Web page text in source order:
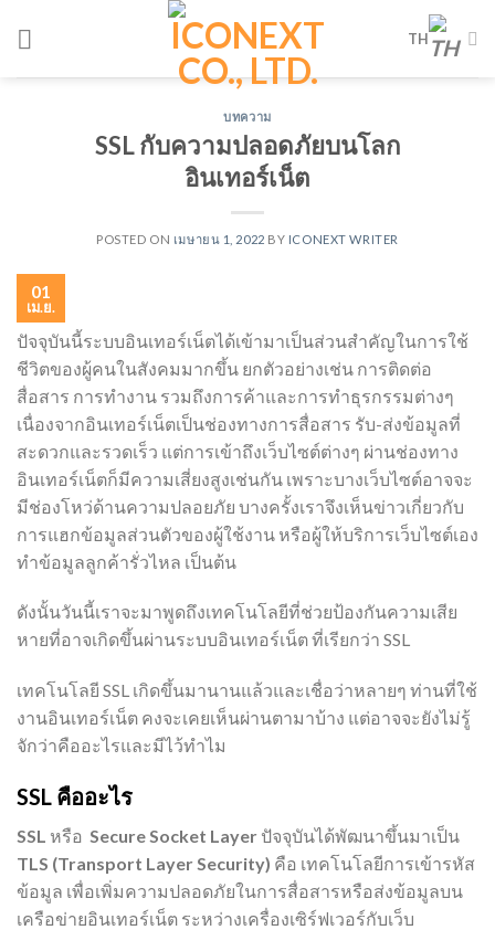
TH
บทความ
SSL กับความปลอดภัยบนโลก
อินเทอร์เน็ต
POSTED ON เมษายน 1, 2022 BY ICONEXT WRITER
01
เม.ย.
ปัจจุบันนี้ระบบอินเทอร์เน็ตได้เข้ามาเป็นส่วนสำคัญในการใช้
ชีวิตของผู้คนในสังคมมากขึ้น ยกตัวอย่างเช่น การติดต่อ
สื่อสาร การทำงาน รวมถึงการค้าและการทำธุรกรรมต่างๆ
เนื่องจากอินเทอร์เน็ตเป็นช่องทางการสื่อสาร รับ-ส่งข้อมูลที่
สะดวกและรวดเร็ว แต่การเข้าถึงเว็บไซต์ต่างๆ ผ่านช่องทาง
อินเทอร์เน็ตก็มีความเสี่ยงสูงเช่นกัน เพราะบางเว็บไซต์อาจจะ
มีช่องโหว่ด้านความปลอยภัย บางครั้งเราจึงเห็นข่าวเกี่ยวกับ
การแฮกข้อมูลส่วนตัวของผู้ใช้งาน หรือผู้ให้บริการเว็บไซต์เอง
ทำข้อมูลลูกค้ารั่วไหล เป็นต้น
ดังนั้นวันนี้เราจะมาพูดถึงเทคโนโลยีที่ช่วยป้องกันความเสีย
หายที่อาจเกิดขึ้นผ่านระบบอินเทอร์เน็ต ที่เรียกว่า SSL
เทคโนโลยี SSL เกิดขึ้นมานานแล้วและเชื่อว่าหลายๆ ท่านที่ใช้
งานอินเทอร์เน็ต คงจะเคยเห็นผ่านตามาบ้าง แต่อาจจะยังไม่รู้
จักว่าคืออะไรและมีไว้ทำไม
SSL คืออะไร
SSL หรือ Secure Socket Layer ปัจจุบันได้พัฒนาขึ้นมาเป็น
TLS (Transport Layer Security) คือ เทคโนโลยีการเข้ารหัส
ข้อมูล เพื่อเพิ่มความปลอดภัยในการสื่อสารหรือส่งข้อมูลบน
เครือข่ายอินเทอร์เน็ต ระหว่างเครื่องเซิร์ฟเวอร์กับเว็บ